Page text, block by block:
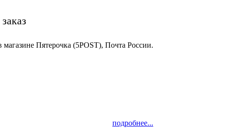
Пятерочка (5POST), Почта России.
подробнее...